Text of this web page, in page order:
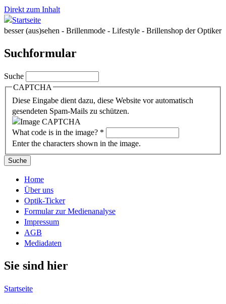
Direkt zum Inhalt
besser (aus)sehen - Brillenmode - Lifestyle - Brillenshop der Optiker
Suchformular
Suche
CAPTCHA
Diese Eingabe dient dazu, diese Website vor automatisch
gesendeten Spam-Mails zu schützen.
What code is in the image? *
Enter the characters shown in the image.
Home
Über uns
Optik-Ticker
Formular zur Medienanalyse
Impressum
AGB
Mediadaten
Sie sind hier
Startseite